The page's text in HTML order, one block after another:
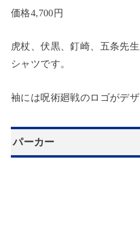
価格4,700円
虎杖、伏黒、釘崎、五条先
シャツです。
袖には呪術廻戦のロゴがデ
パーカー